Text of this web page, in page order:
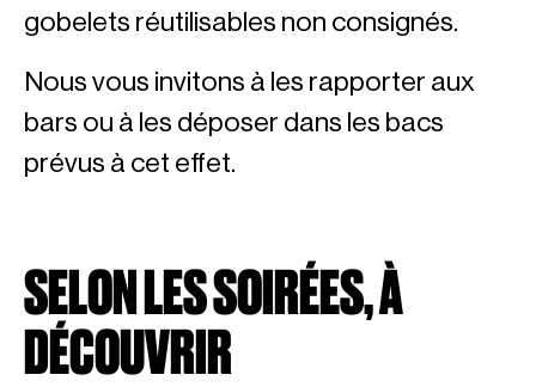
gobelets réutilisables non consignés.
Nous vous invitons à les rapporter aux
bars ou à les déposer dans les bacs
prévus à cet effet.
SELON LES SOIRÉES, À
DÉCOUVRIR